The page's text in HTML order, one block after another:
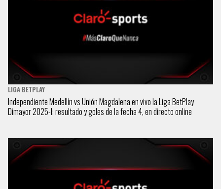
LIGA BETPLAY
Independiente Medellín vs Unión Magdalena en vivo la Liga BetPlay
Dimayor 2025-I: resultado y goles de la fecha 4, en directo online